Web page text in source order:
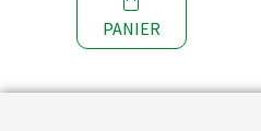
PANIER